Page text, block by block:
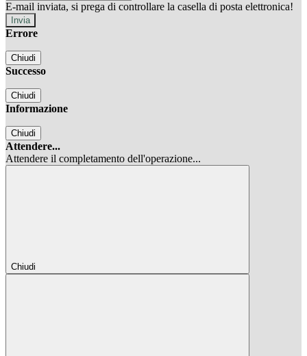
E-mail inviata, si prega di controllare la casella di posta elettronica!
Errore
Chiudi
Successo
Chiudi
Informazione
Chiudi
Attendere...
Attendere il completamento dell'operazione...
Chiudi